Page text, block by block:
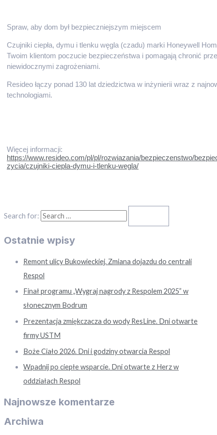
Spraw, aby dom był bezpieczniejszym miejscem
Czujniki ciepła, dymu i tlenku węgla (czadu) marki Honeywell
Twoim klientom poczucie bezpieczeństwa i pomagają chronić
niewidocznymi zagrożeniami.
Resideo łączy ponad 130 lat dziedzictwa w inżynierii wraz z
technologiami.
Więcej informacji:
https://www.resideo.com/pl/pl/rozwiazania/bezpieczenstwo/
zycia/czujniki-ciepla-dymu-i-tlenku-wegla/
Search for:
Ostatnie wpisy
Remont ulicy Bukowieckiej. Zmiana dojazdu do centrali
Respol
Finał programu „Wygraj nagrody z Respolem 2025” w
słonecznym Bodrum
Prezentacja zmiękczacza do wody ResLine. Dni otwarte
firmy USTM
Boże Ciało 2026. Dni i godziny otwarcia Respol
Wpadnij po ciepłe wsparcie. Dni otwarte z Herz w
oddziałach Respol
Najnowsze komentarze
Archiwa